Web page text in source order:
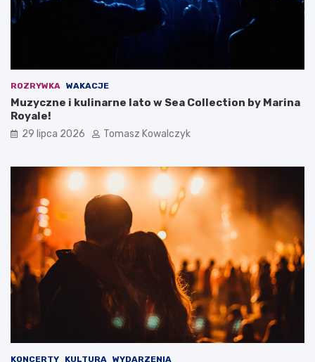
ROZRYWKA WAKACJE
Muzyczne i kulinarne lato w Sea Collection by Marina
Royale!
29 lipca 2026 Tomasz Kowalczyk
KONCERTY KULTURA WYDARZENIA